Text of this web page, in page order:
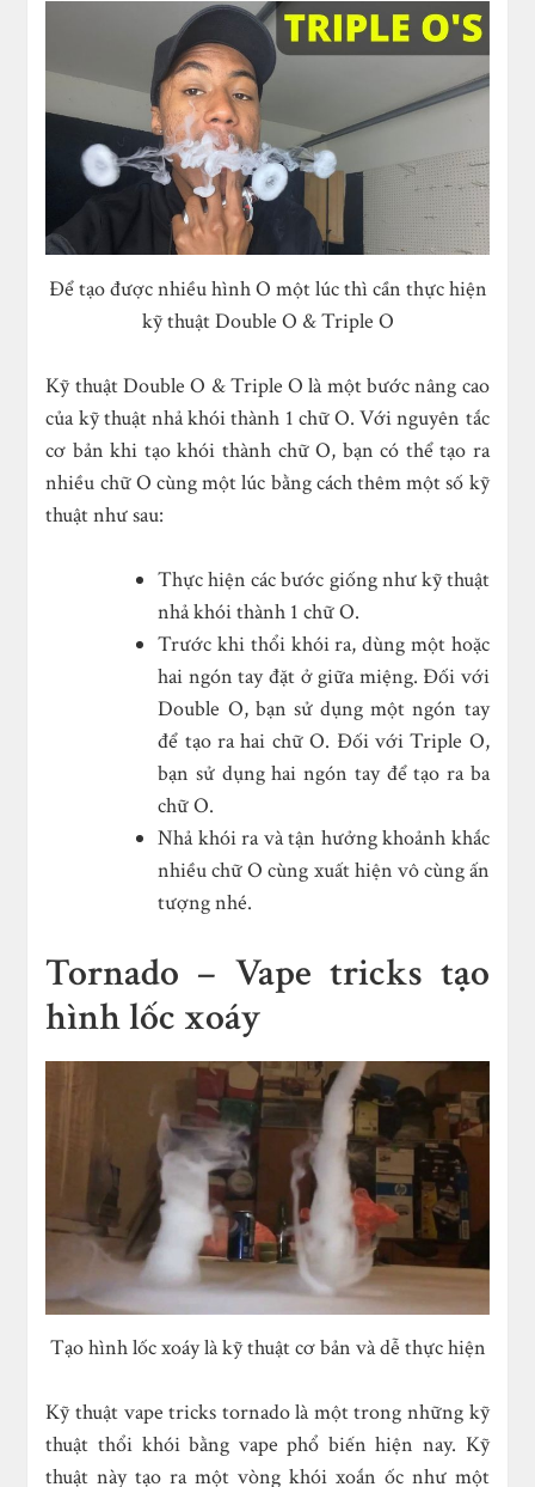
Để tạo được nhiều hình O một lúc thì cần thực hiện
kỹ thuật Double O & Triple O
Kỹ thuật Double O & Triple O là một bước nâng cao
của kỹ thuật nhả khói thành 1 chữ O. Với nguyên tắc
cơ bản khi tạo khói thành chữ O, bạn có thể tạo ra
nhiều chữ O cùng một lúc bằng cách thêm một số kỹ
thuật như sau:
Thực hiện các bước giống như kỹ thuật
nhả khói thành 1 chữ O.
Trước khi thổi khói ra, dùng một hoặc
hai ngón tay đặt ở giữa miệng. Đối với
Double O, bạn sử dụng một ngón tay
để tạo ra hai chữ O. Đối với Triple O,
bạn sử dụng hai ngón tay để tạo ra ba
chữ O.
Nhả khói ra và tận hưởng khoảnh khắc
nhiều chữ O cùng xuất hiện vô cùng ấn
tượng nhé.
Tornado – Vape tricks tạo
hình lốc xoáy
Tạo hình lốc xoáy là kỹ thuật cơ bản và dễ thực hiện
Kỹ thuật vape tricks tornado là một trong những kỹ
thuật thổi khói bằng vape phổ biến hiện nay. Kỹ
thuật này tạo ra một vòng khói xoắn ốc như một